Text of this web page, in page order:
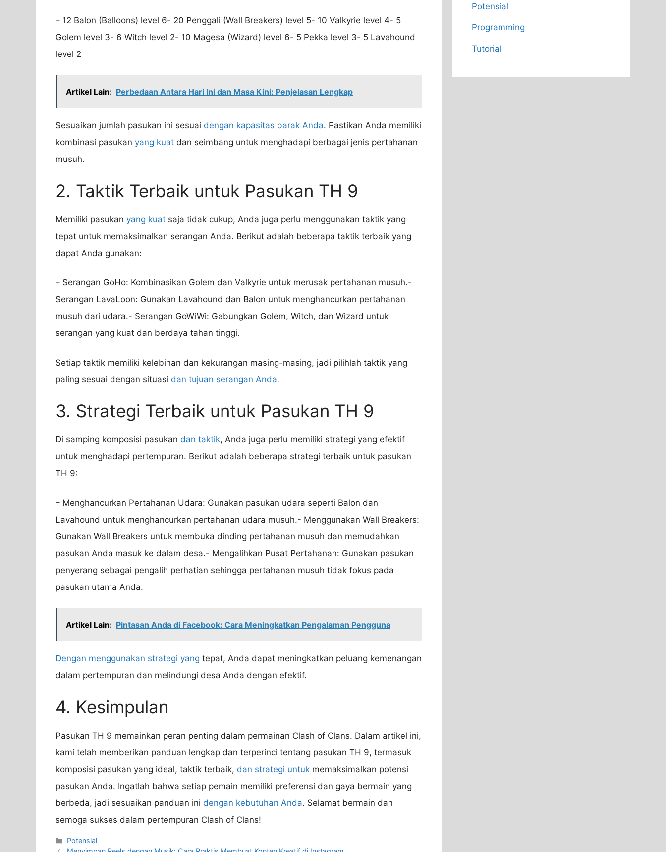
– 12 Balon (Balloons) level 6- 20 Penggali (Wall Breakers) level 5- 10 Valkyrie level 4- 5
Golem level 3- 6 Witch level 2- 10 Magesa (Wizard) level 6- 5 Pekka level 3- 5 Lavahound
level 2
Artikel Lain: Perbedaan Antara Hari Ini dan Masa Kini: Penjelasan Lengkap
Sesuaikan jumlah pasukan ini sesuai dengan kapasitas barak Anda. Pastikan Anda memiliki
kombinasi pasukan yang kuat dan seimbang untuk menghadapi berbagai jenis pertahanan
musuh.
2. Taktik Terbaik untuk Pasukan TH 9
Memiliki pasukan yang kuat saja tidak cukup, Anda juga perlu menggunakan taktik yang
tepat untuk memaksimalkan serangan Anda. Berikut adalah beberapa taktik terbaik yang
dapat Anda gunakan:
– Serangan GoHo: Kombinasikan Golem dan Valkyrie untuk merusak pertahanan musuh.-
Serangan LavaLoon: Gunakan Lavahound dan Balon untuk menghancurkan pertahanan
musuh dari udara.- Serangan GoWiWi: Gabungkan Golem, Witch, dan Wizard untuk
serangan yang kuat dan berdaya tahan tinggi.
Setiap taktik memiliki kelebihan dan kekurangan masing-masing, jadi pilihlah taktik yang
paling sesuai dengan situasi dan tujuan serangan Anda.
3. Strategi Terbaik untuk Pasukan TH 9
Di samping komposisi pasukan dan taktik, Anda juga perlu memiliki strategi yang efektif
untuk menghadapi pertempuran. Berikut adalah beberapa strategi terbaik untuk pasukan
TH 9:
– Menghancurkan Pertahanan Udara: Gunakan pasukan udara seperti Balon dan
Lavahound untuk menghancurkan pertahanan udara musuh.- Menggunakan Wall Breakers:
Gunakan Wall Breakers untuk membuka dinding pertahanan musuh dan memudahkan
pasukan Anda masuk ke dalam desa.- Mengalihkan Pusat Pertahanan: Gunakan pasukan
penyerang sebagai pengalih perhatian sehingga pertahanan musuh tidak fokus pada
pasukan utama Anda.
Artikel Lain: Pintasan Anda di Facebook: Cara Meningkatkan Pengalaman Pengguna
Dengan menggunakan strategi yang tepat, Anda dapat meningkatkan peluang kemenangan
dalam pertempuran dan melindungi desa Anda dengan efektif.
4. Kesimpulan
Pasukan TH 9 memainkan peran penting dalam permainan Clash of Clans. Dalam artikel ini,
kami telah memberikan panduan lengkap dan terperinci tentang pasukan TH 9, termasuk
komposisi pasukan yang ideal, taktik terbaik, dan strategi untuk memaksimalkan potensi
pasukan Anda. Ingatlah bahwa setiap pemain memiliki preferensi dan gaya bermain yang
berbeda, jadi sesuaikan panduan ini dengan kebutuhan Anda. Selamat bermain dan
semoga sukses dalam pertempuran Clash of Clans!
Categories
Potensial
Potensial
Programming
Tutorial